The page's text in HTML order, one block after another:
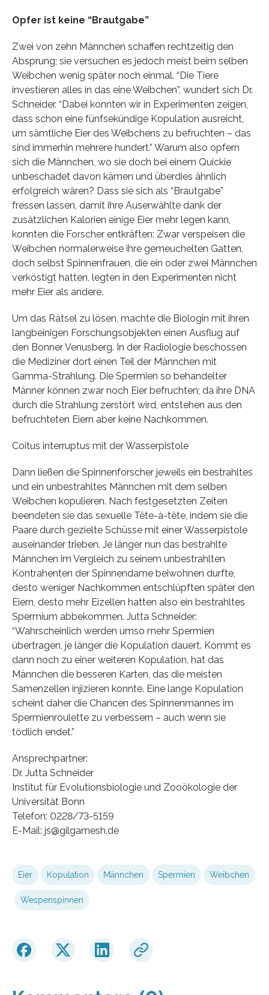
Opfer ist keine “Brautgabe”
Zwei von zehn Männchen schaffen rechtzeitig den
Absprung; sie versuchen es jedoch meist beim selben
Weibchen wenig später noch einmal. “Die Tiere
investieren alles in das eine Weibchen”, wundert sich Dr.
Schneider. “Dabei konnten wir in Experimenten zeigen,
dass schon eine fünfsekündige Kopulation ausreicht,
um sämtliche Eier des Weibchens zu befruchten – das
sind immerhin mehrere hundert.” Warum also opfern
sich die Männchen, wo sie doch bei einem Quickie
unbeschadet davon kämen und überdies ähnlich
erfolgreich wären? Dass sie sich als “Brautgabe”
fressen lassen, damit ihre Auserwählte dank der
zusätzlichen Kalorien einige Eier mehr legen kann,
konnten die Forscher entkräften: Zwar verspeisen die
Weibchen normalerweise ihre gemeuchelten Gatten,
doch selbst Spinnenfrauen, die ein oder zwei Männchen
verköstigt hatten, legten in den Experimenten nicht
mehr Eier als andere.
Um das Rätsel zu lösen, machte die Biologin mit ihren
langbeinigen Forschungsobjekten einen Ausflug auf
den Bonner Venusberg. In der Radiologie beschossen
die Mediziner dort einen Teil der Männchen mit
Gamma-Strahlung. Die Spermien so behandelter
Männer können zwar noch Eier befruchten; da ihre DNA
durch die Strahlung zerstört wird, entstehen aus den
befruchteten Eiern aber keine Nachkommen.
Coitus interruptus mit der Wasserpistole
Dann ließen die Spinnenforscher jeweils ein bestrahltes
und ein unbestrahltes Männchen mit dem selben
Weibchen kopulieren. Nach festgesetzten Zeiten
beendeten sie das sexuelle Tête-à-tête, indem sie die
Paare durch gezielte Schüsse mit einer Wasserpistole
auseinander trieben. Je länger nun das bestrahlte
Männchen im Vergleich zu seinem unbestrahlten
Kontrahenten der Spinnendame beiwohnen durfte,
desto weniger Nachkommen entschlüpften später den
Eiern, desto mehr Eizellen hatten also ein bestrahltes
Spermium abbekommen. Jutta Schneider:
“Wahrscheinlich werden umso mehr Spermien
übertragen, je länger die Kopulation dauert. Kommt es
dann noch zu einer weiteren Kopulation, hat das
Männchen die besseren Karten, das die meisten
Samenzellen injizieren konnte. Eine lange Kopulation
scheint daher die Chancen des Spinnenmannes im
Spermienroulette zu verbessern – auch wenn sie
tödlich endet.”
Ansprechpartner:
Dr. Jutta Schneider
Institut für Evolutionsbiologie und Zooökologie der
Universität Bonn
Telefon: 0228/73-5159
E-Mail: js@gilgamesh.de
Eier Kopulation Männchen Spermien Weibchen
Wespenspinnen